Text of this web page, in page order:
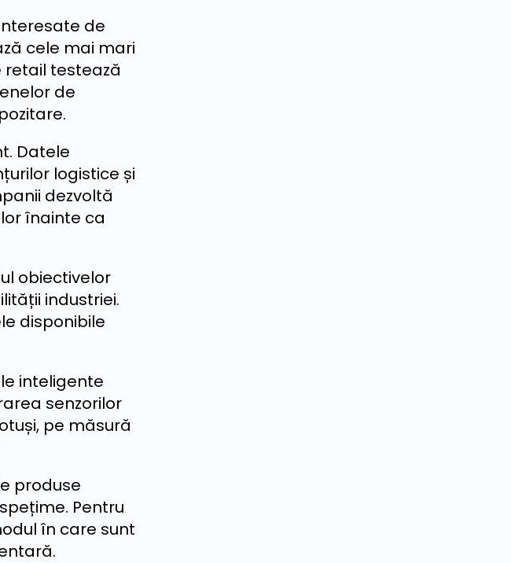
de
cele mai mari
retail testează
de
Datele
logistice și
dezvoltă
înainte ca
obiectivelor
industriei.
disponibile
inteligente
senzorilor
pe măsură
produse
Pentru
în care sunt